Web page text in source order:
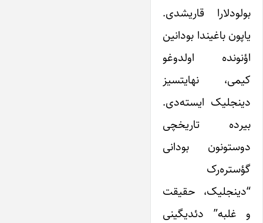
بولودلارا قاریشدی.
یاپون باغیندا بودانین
اؤنونده اولدوغو
کیمی، نهایتسیز
دینجلیک ایسته‌دی.
بیرده تاریخچی
دوستونون بودانی
گؤستره‌رک
“دینجلیک، حقیقت
و غلبه” دئدیگینی